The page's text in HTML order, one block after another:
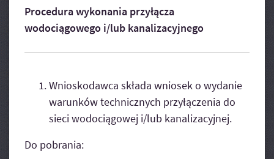
Procedura wykonania przyłącza
wodociągowego i/lub kanalizacyjnego
Wnioskodawca składa wniosek o wydanie
warunków technicznych przyłączenia do
sieci wodociągowej i/lub kanalizacyjnej.
Do pobrania: